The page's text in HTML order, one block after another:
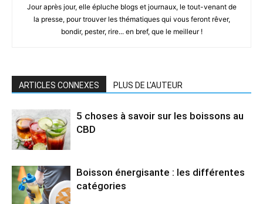
Jour après jour, elle épluche blogs et journaux, le tout-venant de
la presse, pour trouver les thématiques qui vous feront rêver,
bondir, pester, rire... en bref, que le meilleur !
ARTICLES CONNEXES PLUS DE L'AUTEUR
5 choses à savoir sur les boissons au
CBD
Boisson énergisante : les différentes
catégories